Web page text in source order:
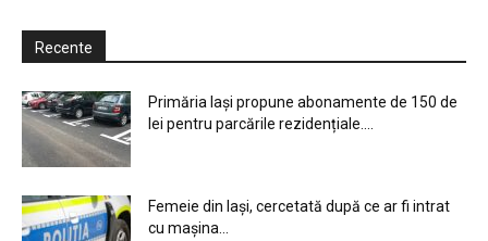
Recente
Primăria Iași propune abonamente de 150 de
lei pentru parcările rezidențiale....
Femeie din Iași, cercetată după ce ar fi intrat
cu mașina...